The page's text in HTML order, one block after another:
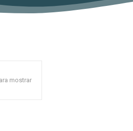
mostrar